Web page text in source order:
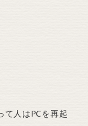
て人はPCを再起